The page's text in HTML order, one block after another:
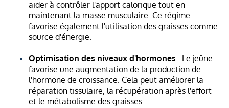
aider à contrôler l'apport calorique tout en
maintenant la masse musculaire. Ce régime
favorise également l'utilisation des graisses comme
source d'énergie.
Optimisation des niveaux d'hormones : Le jeûne
favorise une augmentation de la production de
l'hormone de croissance. Cela peut améliorer la
réparation tissulaire, la récupération après l'effort
et le métabolisme des graisses.